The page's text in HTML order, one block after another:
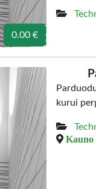
0.00 €
kurui
Kauno